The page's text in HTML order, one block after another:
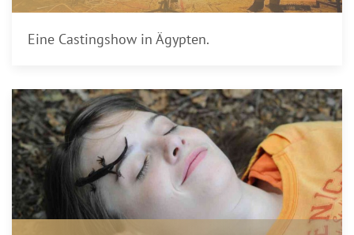
Eine Castingshow in Ägypten.